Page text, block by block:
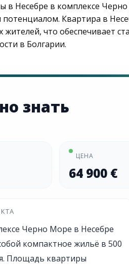
в Несебре в комплексе
Квартира в
жителей, что обеспечивает
в Болгарии.
знать
ЦЕНА
64 900 €
Черно Море в Несебре
компактное жильё в 500
Площадь квартиры